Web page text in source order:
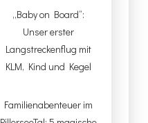
„Baby on Board“:
Unser erster
Langstreckenflug mit
KLM, Kind und Kegel
Familienabenteuer im